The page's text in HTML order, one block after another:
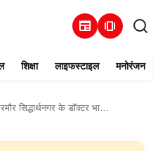
newspaper amp_stories
शिक्षा लाइफस्टाइल मनोरंजन
के डॉक्टर भास्कर शर्मा से खास बातचीत